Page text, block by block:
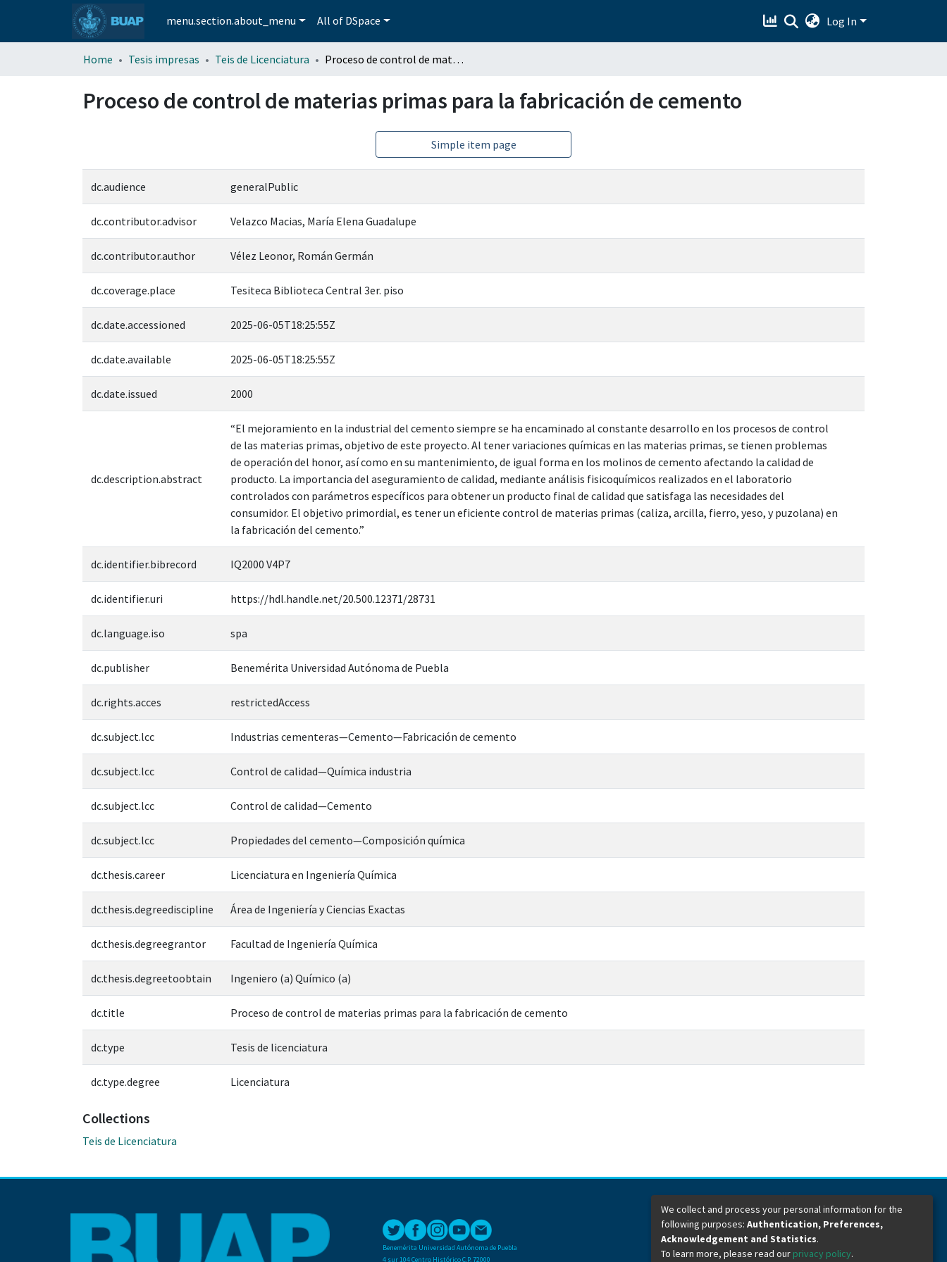
menu.section.about_menu All of DSpace Log In
Home Tesis impresas Teis de Licenciatura Proceso de control de materias primas para la fabricación de cemento
Proceso de control de materias primas para la fabricación de cemento
Simple item page
dc.audience generalPublic
dc.contributor.advisor Velazco Macias, María Elena Guadalupe
dc.contributor.author Vélez Leonor, Román Germán
dc.coverage.place Tesiteca Biblioteca Central 3er. piso
dc.date.accessioned 2025-06-05T18:25:55Z
dc.date.available 2025-06-05T18:25:55Z
dc.date.issued 2000
dc.description.abstract
“El mejoramiento en la industrial del cemento siempre se ha encaminado al constante desarrollo en los procesos de control
de las materias primas, objetivo de este proyecto. Al tener variaciones químicas en las materias primas, se tienen problemas
de operación del honor, así como en su mantenimiento, de igual forma en los molinos de cemento afectando la calidad de
producto. La importancia del aseguramiento de calidad, mediante análisis fisicoquímicos realizados en el laboratorio
controlados con parámetros específicos para obtener un producto final de calidad que satisfaga las necesidades del
consumidor. El objetivo primordial, es tener un eficiente control de materias primas (caliza, arcilla, fierro, yeso, y puzolana) en
la fabricación del cemento.”
dc.identifier.bibrecord IQ2000 V4P7
dc.identifier.uri https://hdl.handle.net/20.500.12371/28731
dc.language.iso spa
dc.publisher Benemérita Universidad Autónoma de Puebla
dc.rights.acces restrictedAccess
dc.subject.lcc Industrias cementeras—Cemento—Fabricación de cemento
dc.subject.lcc Control de calidad—Química industria
dc.subject.lcc Control de calidad—Cemento
dc.subject.lcc Propiedades del cemento—Composición química
dc.thesis.career Licenciatura en Ingeniería Química
dc.thesis.degreediscipline Área de Ingeniería y Ciencias Exactas
dc.thesis.degreegrantor Facultad de Ingeniería Química
dc.thesis.degreetoobtain Ingeniero (a) Químico (a)
dc.title Proceso de control de materias primas para la fabricación de cemento
dc.type Tesis de licenciatura
dc.type.degree Licenciatura
Collections
Teis de Licenciatura
Benemérita Universidad Autónoma de Puebla
4 sur 104 Centro Histórico C.P. 72000
Dirección General de Bibliotecas
Boulevard Valsequillo y Av. de las Torres
Ciudad Universitaria. Col. San Manuel
We collect and process your personal information for the
following purposes: Authentication, Preferences,
Acknowledgement and Statistics.
To learn more, please read our privacy policy.